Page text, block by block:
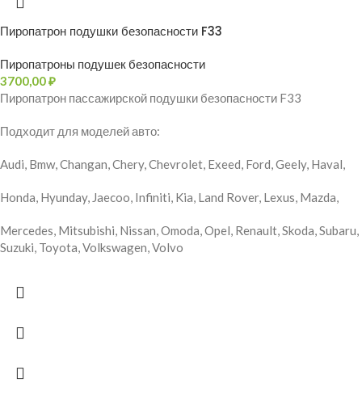
Пиропатрон подушки безопасности F33
Пиропатроны подушек безопасности
3700,00₽
Пиропатрон пассажирской подушки безопасности F33
Подходит для моделей авто:
Audi, Bmw, Changan, Chery, Chevrolet, Exeed, Ford, Geely, Haval,
Honda, Hyunday, Jaecoo, Infiniti, Kia, Land Rover, Lexus, Mazda,
Mercedes, Mitsubishi, Nissan, Omoda, Opel, Renault, Skoda, Subaru,
Suzuki, Toyota, Volkswagen, Volvo